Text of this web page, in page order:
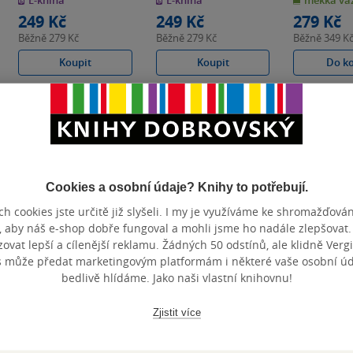
hvězdiček
249 Kč
Běžně279 Kč
Koupit
hvězdiček
249 Kč
Běžně279 Kč
Koupit
hvězdiček
279 Kč
Běžně 349 Kč
Do
Cookies a osobní údaje? Knihy to potřebují.
cookies jste určitě již slyšeli. I my je využíváme ke
aby náš e-shop dobře fungoval a mohli jsme ho nadále zlepšovat.
lepší a cílenější reklamu. Žádných 50 odstínů, ale klidně
může předat marketingovým platformám i některé vaše osobní
bedlivě hlídáme. Jako naši vlastní knihovnu!
Zjistit více